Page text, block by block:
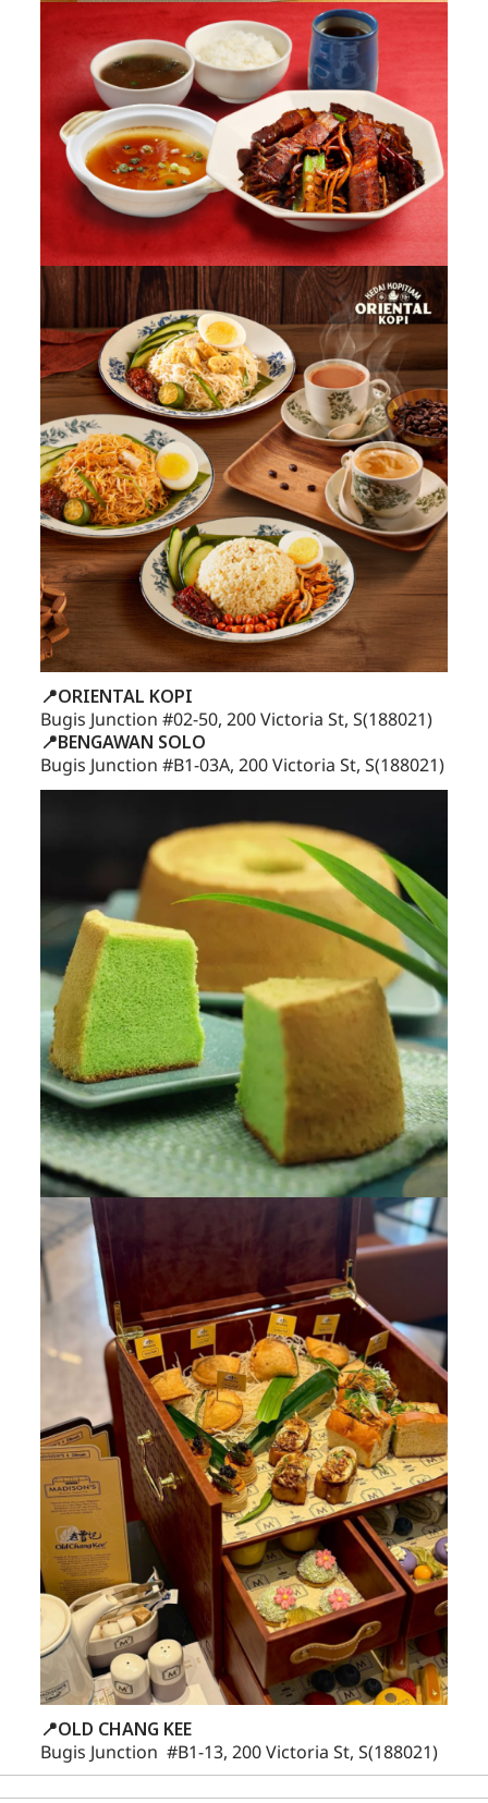
📍ORIENTAL KOPI
Bugis Junction #02-50, 200 Victoria St, S(188021)
📍BENGAWAN SOLO
Bugis Junction #B1-03A, 200 Victoria St, S(188021)
📍OLD CHANG KEE
Bugis Junction #B1-13, 200 Victoria St, S(188021)